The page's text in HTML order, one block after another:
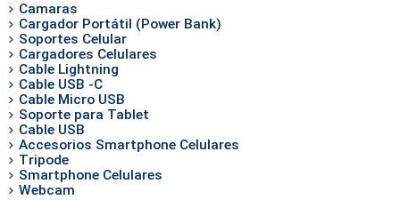
Camaras
Cargador Portátil (Power Bank)
Soportes Celular
Cargadores Celulares
Cable Lightning
Cable USB -C
Cable Micro USB
Soporte para Tablet
Cable USB
Accesorios Smartphone Celulares
Tripode
Smartphone Celulares
Webcam